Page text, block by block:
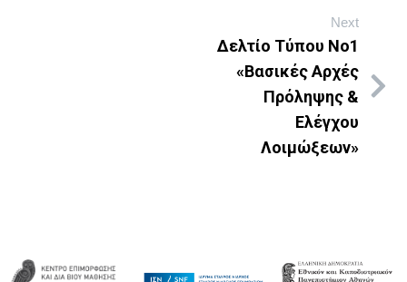
Next
Δελτίο Τύπου Νο1
«Βασικές Αρχές
Πρόληψης &
Ελέγχου
Λοιμώξεων»